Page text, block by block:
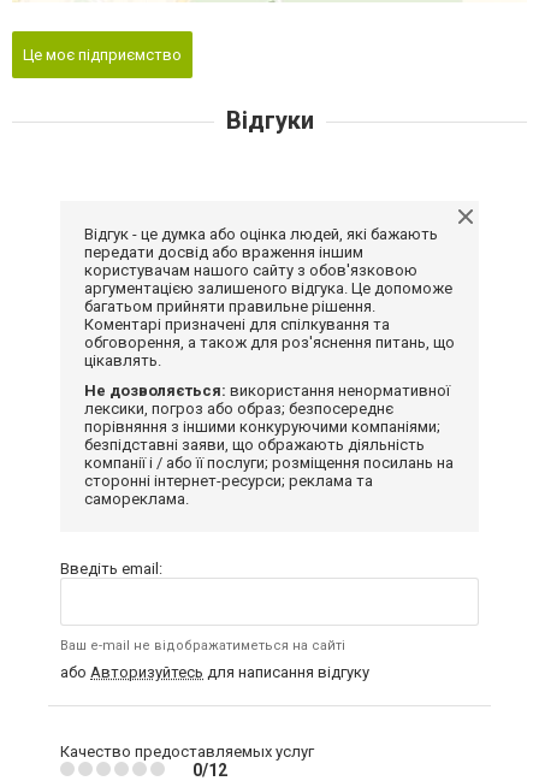
Це моє підприємство
Відгуки
Відгук - це думка або оцінка людей, які бажають
передати досвід або враження іншим
користувачам нашого сайту з обов'язковою
аргументацією залишеного відгука. Це допоможе
багатьом прийняти правильне рішення.
Коментарі призначені для спілкування та
обговорення, а також для роз'яснення питань, що
цікавлять.
Не дозволяється: використання ненормативної
лексики, погроз або образ; безпосереднє
порівняння з іншими конкуруючими компаніями;
безпідставні заяви, що ображають діяльність
компанії і / або її послуги; розміщення посилань на
сторонні інтернет-ресурси; реклама та
самореклама.
Введіть email:
Ваш e-mail не відображатиметься на сайті
або Авторизуйтесь для написання відгуку
Качество предоставляемых услуг
0/12